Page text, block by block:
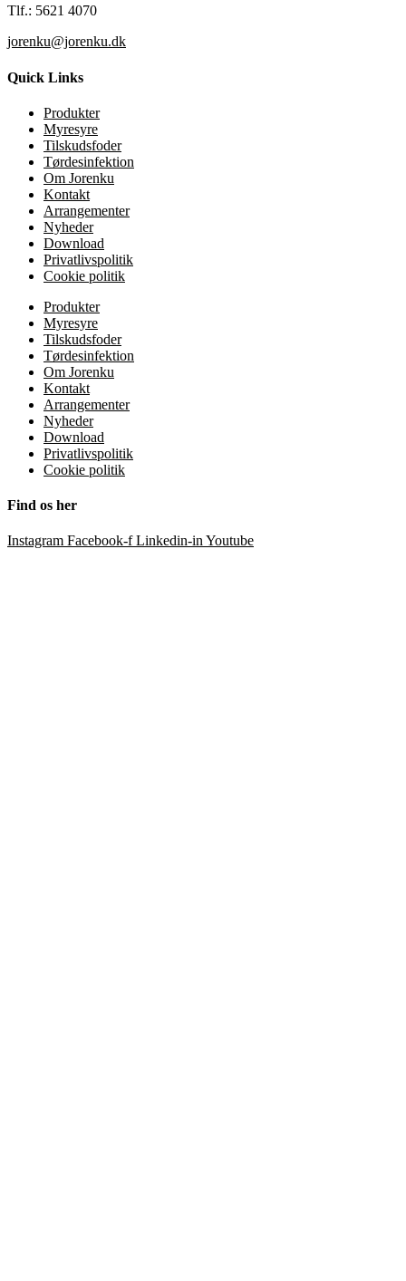
Tlf.: 5621 4070
jorenku@jorenku.dk
Quick Links
Produkter
Myresyre
Tilskudsfoder
Tørdesinfektion
Om Jorenku
Kontakt
Arrangementer
Nyheder
Download
Privatlivspolitik
Cookie politik
Produkter
Myresyre
Tilskudsfoder
Tørdesinfektion
Om Jorenku
Kontakt
Arrangementer
Nyheder
Download
Privatlivspolitik
Cookie politik
Find os her
Instagram Facebook-f Linkedin-in Youtube